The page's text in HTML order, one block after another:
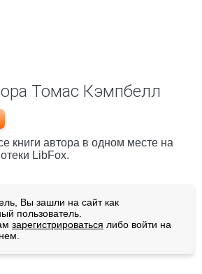
Томас Кэмпбелл
книги автора в одном месте на
LibFox.
Вы зашли на сайт как
пользователь.
зарегистрироваться либо войти на